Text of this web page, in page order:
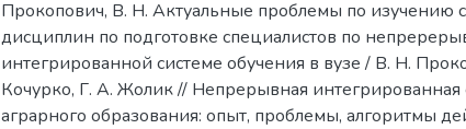
Прокопович, В. Н. Актуальные проблемы по изучению
дисциплин по подготовке специалистов по
интегрированной системе обучения в вузе / В. Н.
Кочурко, Г. А. Жолик // Непрерывная интегрированная
аграрного образования: опыт, проблемы, алгоритмы